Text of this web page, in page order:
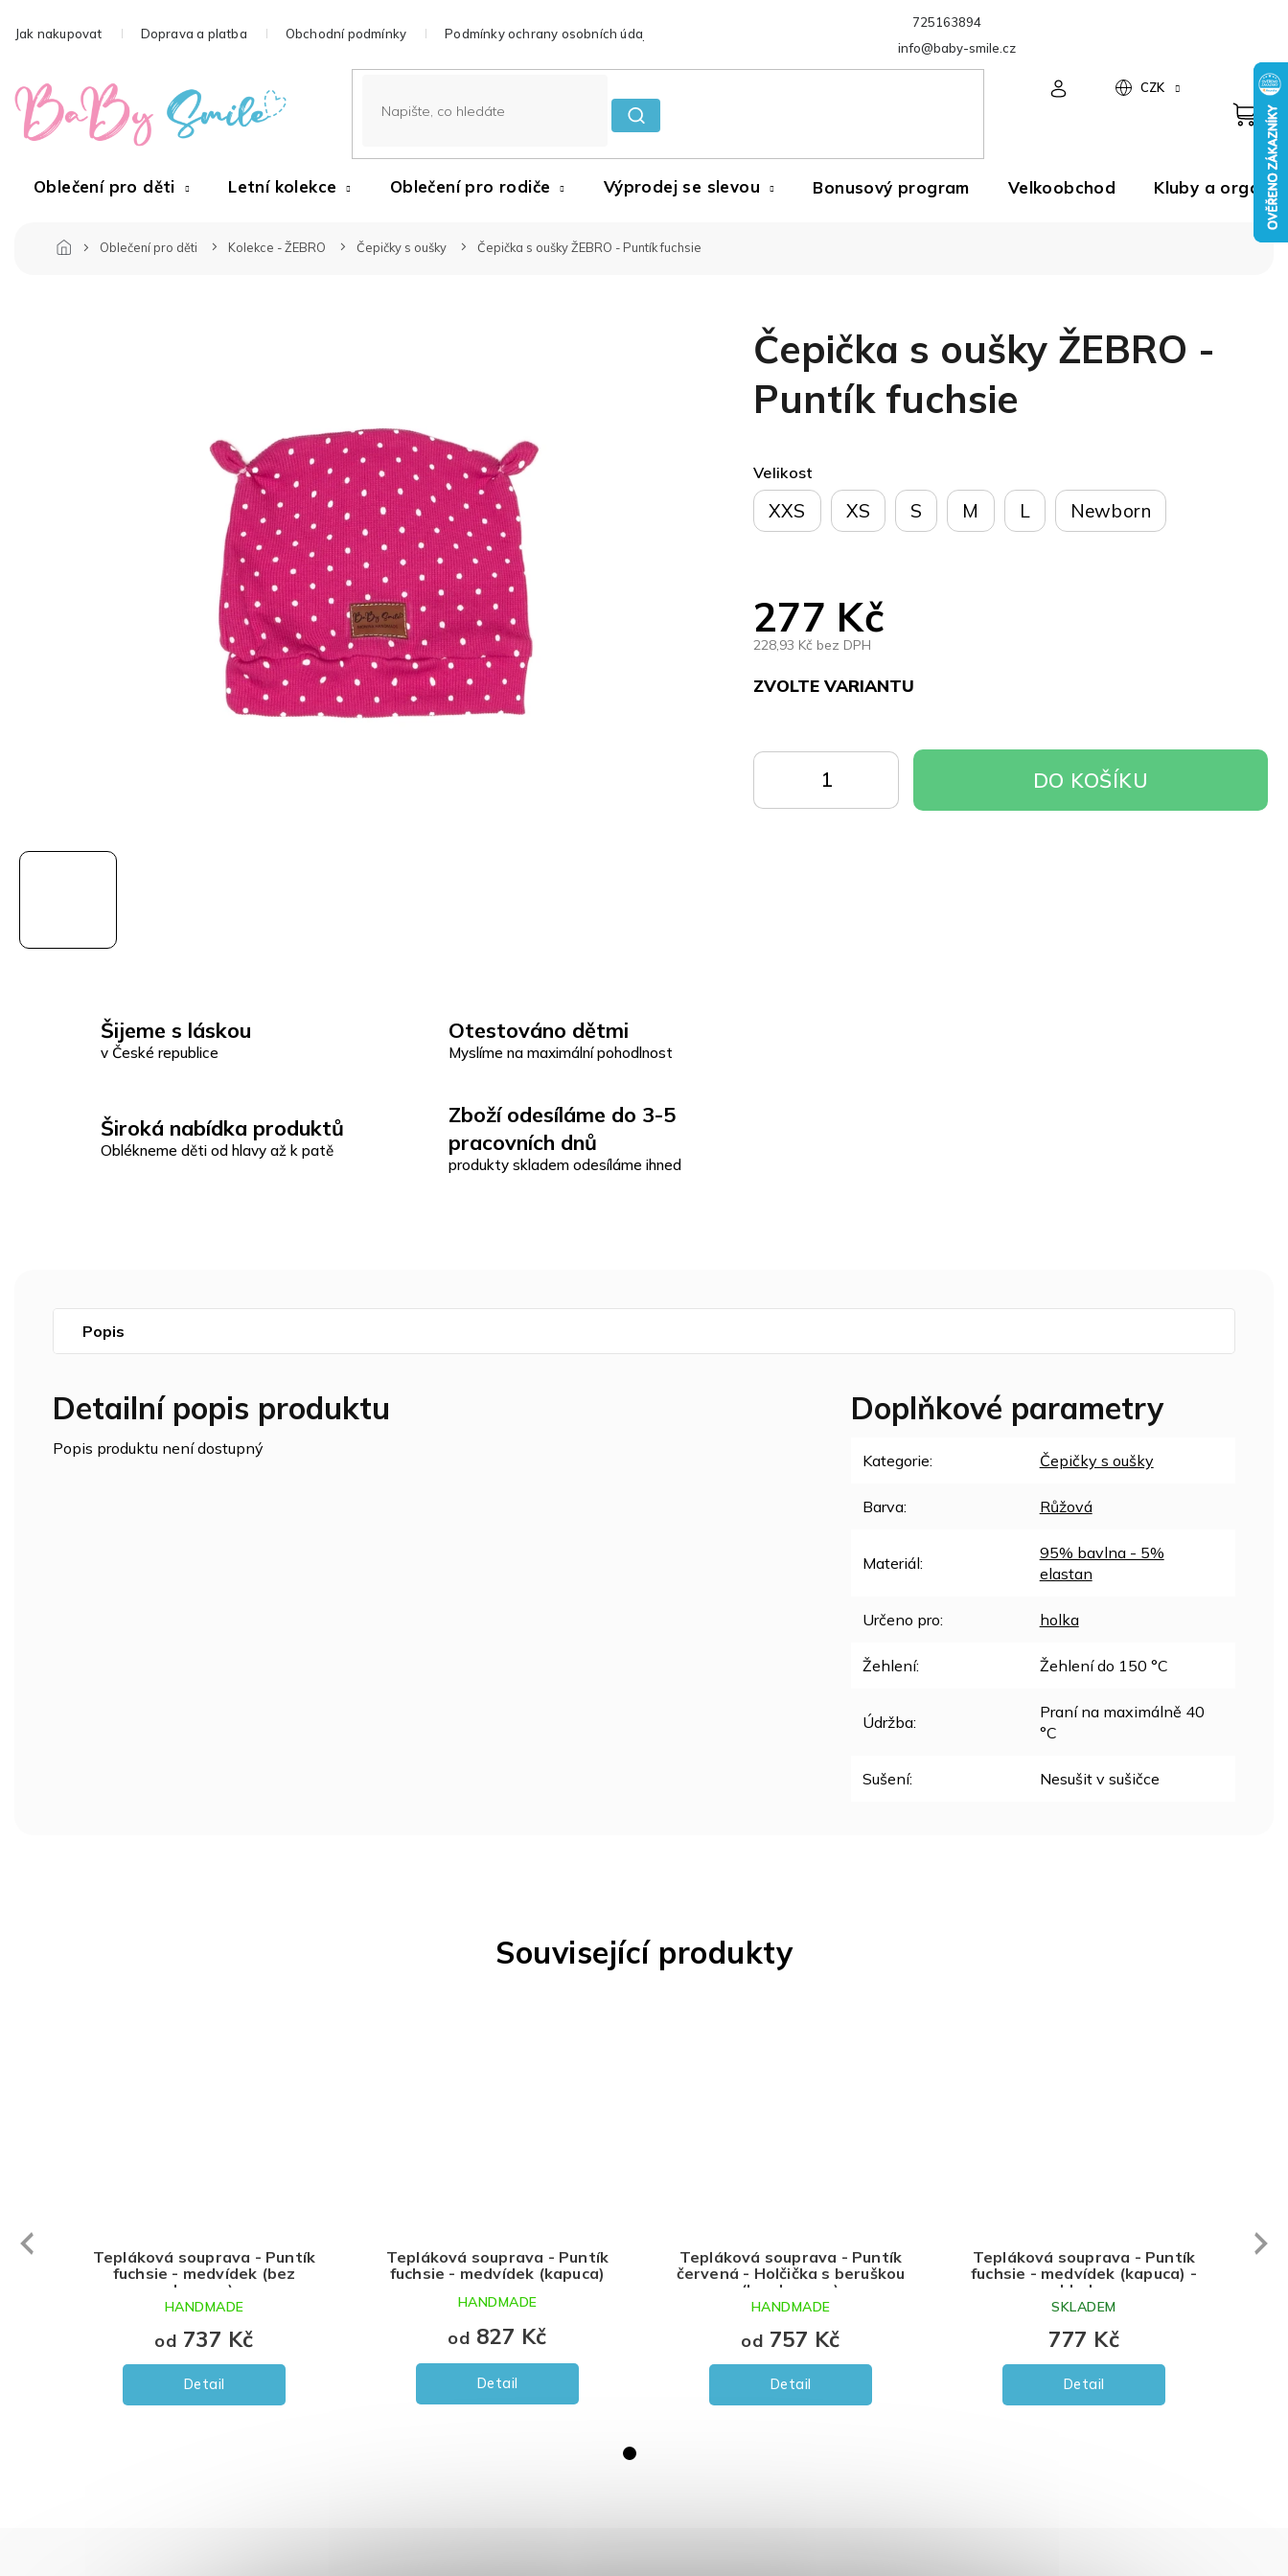
na
725163894
info@baby-smile.cz
Jak nakupovat Doprava a platba Obchodní podmínky Podmínky ochrany osobních údajů
CZK
Oblečení pro děti Letní kolekce Oblečení pro rodiče Výprodej se slevou Bonusový program Velkoobchod Kluby a
Oblečení pro děti Kolekce - ŽEBRO Čepičky s oušky Čepička s oušky ŽEBRO - Puntík fuchsie
Šijeme s láskou
v České republice
Otestováno dětmi
Myslíme na maximální pohodlnost
Široká nabídka produktů
Oblékneme děti od hlavy až k patě
Zboží odesíláme do 3-5
pracovních dnů
produkty skladem odesíláme ihned
Čepička s oušky ŽEBRO -
Puntík fuchsie
277 Kč
228,93 Kč bez DPH
ZVOLTE VARIANTU
Velikost
XXS XS S M L Newborn
DO KOŠÍKU
Související produkty
Tepláková souprava - Puntík
fuchsie - medvídek (bez
kapuce)
od 737 Kč
Detail
HANDMADE
Tepláková souprava - Puntík
fuchsie - medvídek (kapuca)
od 827 Kč
Detail
HANDMADE
Tepláková souprava - Puntík
červená - Holčička s beruškou
(bez kapuce)
od 757 Kč
Detail
HANDMADE
Tepláková souprava - Puntík
fuchsie - medvídek (kapuca) -
skladem
777 Kč
Detail
SKLADEM
Next
Popis
Detailní popis produktu
Popis produktu není dostupný
Doplňkové parametry
Kategorie: Čepičky s oušky
Barva: Růžová
Materiál:
95% bavlna - 5%
elastan
Určeno pro: holka
Žehlení: Žehlení do 150 °C
Údržba:
Praní na maximálně 40
°C
Sušení: Nesušit v sušičce